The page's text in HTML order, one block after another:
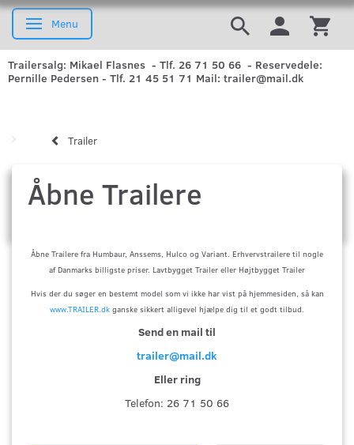
Skifte navigation
Menu
Trailersalg: Mikael Flasnes - Tlf. 26 71 50 66 - Reservedele:
Pernille Pedersen - Tlf. 21 45 51 71 Mail: trailer@mail.dk
Trailer
Åbne Trailere
Åbne Trailere fra Humbaur, Anssems, Hulco og Variant. Erhvervstrailere til nogle
af Danmarks billigste priser. Lavtbygget Trailer eller Højtbygget Trailer
Hvis der du søger en bestemt model som vi ikke har vist på hjemmesiden, så kan
www.TRAILER.dk ganske sikkert alligevel hjælpe dig til et godt tilbud.
Send en mail til
trailer@mail.dk
Eller ring
Telefon: 26 71 50 66